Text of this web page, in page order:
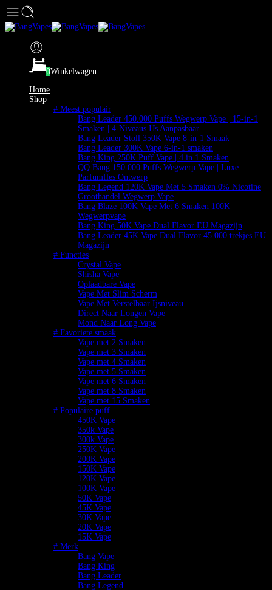
0Winkelwagen
Home
Shop
# Meest populair
Bang Leader 450.000 Puffs Wegwerp Vape | 15-in-1
Smaken | 4-Niveaus IJs Aanpasbaar
Bang Leader Stoll 350K Vape 8-in-1 Smaak
Bang Leader 300K Vape 6-in-1 smaken
Bang King 250K Puff Vape | 4 in 1 Smaken
QQ Bang 150.000 Puffs Wegwerp Vape | Luxe
Parfumfles Ontwerp
Bang Legend 120K Vape Met 5 Smaken 0% Nicotine
Groothandel Wegwerp Vape
Bang Blaze 100K Vape Met 6 Smaken 100K
Wegwerpvape
Bang King 50K Vape Dual Flavor EU Magazijn
Bang Leader 45K Vape Dual Flavor 45.000 trekjes EU
Magazijn
# Functies
Crystal Vape
Shisha Vape
Oplaadbare Vape
Vape Met Slim Scherm
Vape Met Verstelbaar Ijsniveau
Direct Naar Longen Vape
Mond Naar Long Vape
# Favoriete smaak
Vape met 2 Smaken
Vape met 3 Smaken
Vape met 4 Smaken
Vape met 5 Smaken
Vape met 6 Smaken
Vape met 8 Smaken
Vape met 15 Smaken
# Populaire puff
450K Vape
350k Vape
300k Vape
250K Vape
200K Vape
150K Vape
120K Vape
100K Vape
50K Vape
45K Vape
30K Vape
20K Vape
15K Vape
# Merk
Bang Vape
Bang King
Bang Leader
Bang Legend